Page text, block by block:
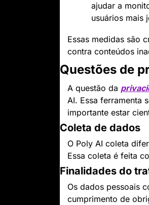
ajudar a
usuários mais
Essas medidas são
contra conteúdos
Questões de
A questão da
AI. Essa ferramenta
importante estar
Coleta de dados
O Poly AI coleta
Essa coleta é feita
Finalidades do
Os dados pessoais
cumprimento de